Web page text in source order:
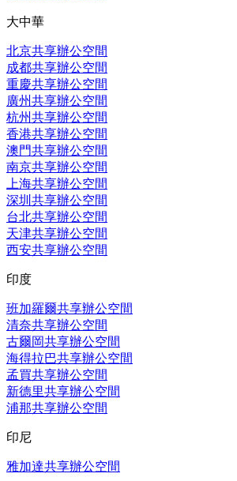
大中華
北京共享辦公空間
成都共享辦公空間
重慶共享辦公空間
廣州共享辦公空間
杭州共享辦公空間
香港共享辦公空間
澳門共享辦公空間
南京共享辦公空間
上海共享辦公空間
深圳共享辦公空間
台北共享辦公空間
天津共享辦公空間
西安共享辦公空間
印度
班加羅爾共享辦公空間
清奈共享辦公空間
古爾岡共享辦公空間
海得拉巴共享辦公空間
孟買共享辦公空間
新德里共享辦公空間
浦那共享辦公空間
印尼
雅加達共享辦公空間